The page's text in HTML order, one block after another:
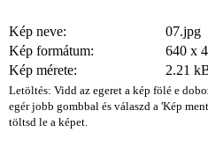
Kép neve:
07.jpg
Kép formátum:
640 x
Kép mérete:
2.21
Letöltés: Vidd az egeret a kép fölé e
egér jobb gombbal és válaszd a 'Kép
töltsd le a képet.